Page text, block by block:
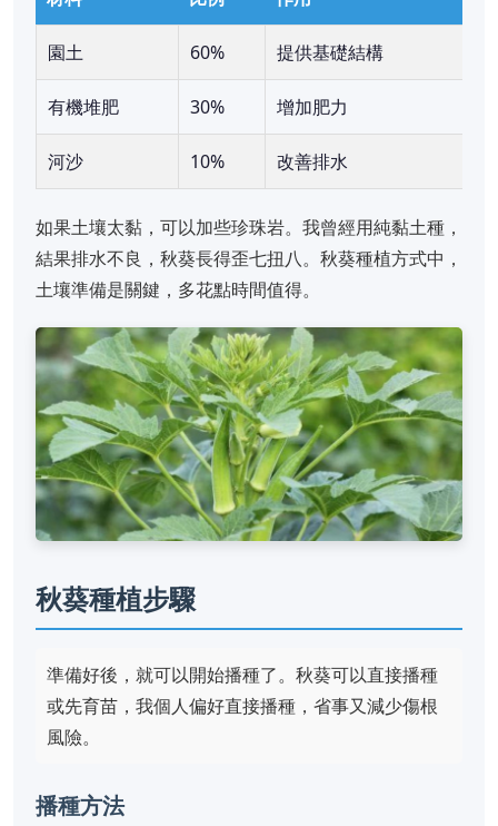
園土 60% 提供基礎結構
有機堆肥 30% 增加肥力
河沙 10% 改善排水
如果土壤太黏，可以加些珍珠岩。我曾經用純黏土種，
結果排水不良，秋葵長得歪七扭八。秋葵種植方式中，
土壤準備是關鍵，多花點時間值得。
秋葵種植步驟
準備好後，就可以開始播種了。秋葵可以直接播種
或先育苗，我個人偏好直接播種，省事又減少傷根
風險。
播種方法